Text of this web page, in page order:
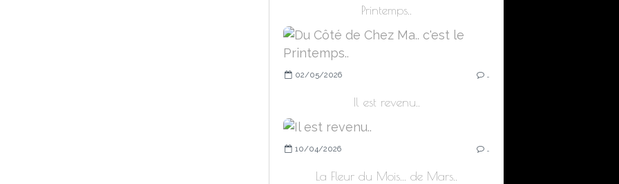
Printemps..
02/05/2026
Il est revenu..
10/04/2026
La Fleur du Mois... de Mars..